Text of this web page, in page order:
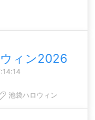
ィン2026
池袋ハロウィン